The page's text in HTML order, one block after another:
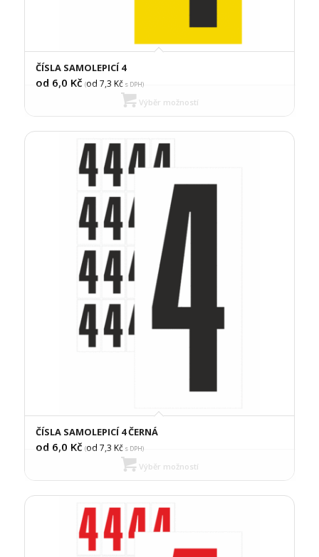
ČÍSLA SAMOLEPICÍ 4
od 6,0 Kč (od 7,3 Kčs DPH)
Výběr možností
ČÍSLA SAMOLEPICÍ 4 ČERNÁ
od 6,0 Kč (od 7,3 Kčs DPH)
Výběr možností